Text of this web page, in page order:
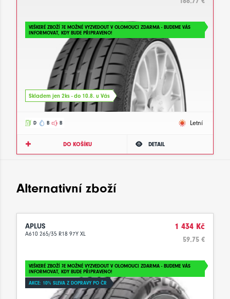
VEŠKERÉ ZBOŽÍ JE MOŽNÉ VYZVEDOUT V OLOMOUCI ZDARMA - BUDEME VÁS
INFORMOVAT, KDY BUDE PŘIPRAVENO!
Skladem jen 2ks - do 10.8. u Vás
D B B Letní
DO KOŠÍKU DETAIL
Alternativní zboží
APLUS
A610 265/35 R18 97Y XL
1 434 Kč
59.75 €
VEŠKERÉ ZBOŽÍ JE MOŽNÉ VYZVEDOUT V OLOMOUCI ZDARMA - BUDEME VÁS
INFORMOVAT, KDY BUDE PŘIPRAVENO!
AKCE: 10% SLEVA Z DOPRAVY PO ČR